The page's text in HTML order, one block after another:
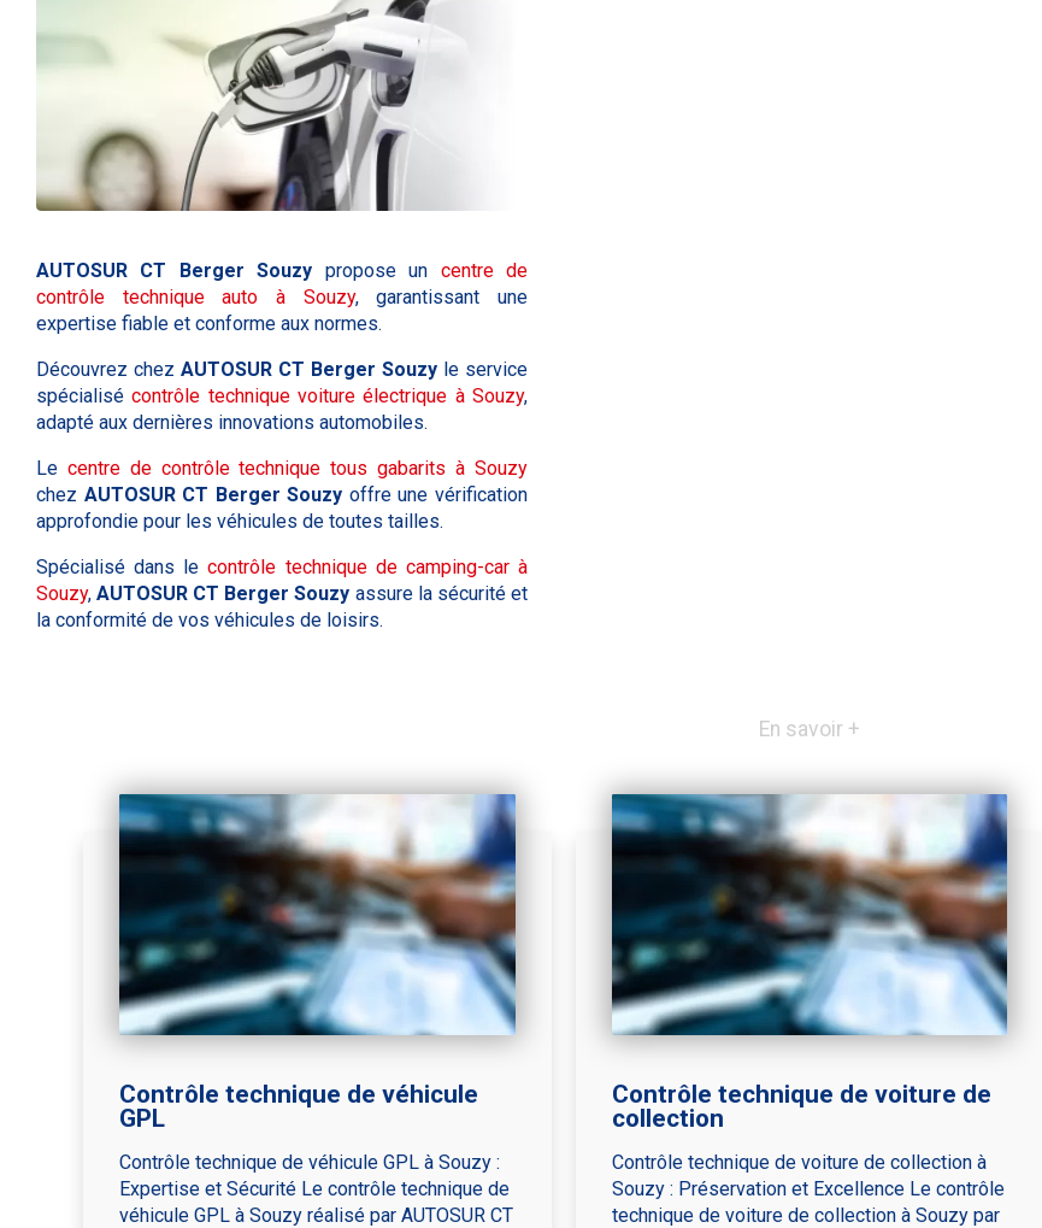
AUTOSUR CT Berger Souzy propose un centre de
contrôle technique auto à Souzy, garantissant une
expertise fiable et conforme aux normes.
Découvrez chez AUTOSUR CT Berger Souzy le service
spécialisécontrôle technique voiture électrique à Souzy,
adapté aux dernières innovations automobiles.
Le centre de contrôle technique tous gabarits à Souzy
chez AUTOSUR CT Berger Souzy offre une vérification
approfondie pour les véhicules de toutes tailles.
Spécialisé dans lecontrôle technique de camping-car à
Souzy,AUTOSUR CT Berger Souzy assure la sécurité et
la conformité de vos véhicules de loisirs.
En savoir +
Contrôle technique de véhicule
GPL
Contrôle technique de véhicule GPL à Souzy :
Expertise et Sécurité Le contrôle technique de
véhicule GPL à Souzy réalisé par AUTOSUR CT
Contrôle technique de voiture de
collection
Contrôle technique de voiture de collection à
Souzy : Préservation et Excellence Le contrôle
technique de voiture de collection à Souzy par